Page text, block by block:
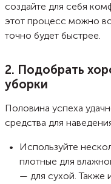
создайте для себя
этот процесс можно
точно будет быстрее.
2. Подобрать
уборки
Половина успеха
средства для
Используйте
плотные для
— для сухой. Также